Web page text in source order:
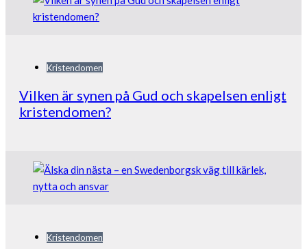
Kristendomen
Vilken är synen på Gud och skapelsen enligt
kristendomen?
Kristendomen